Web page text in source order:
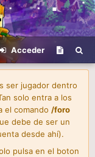
Acceder
ser jugador dentro
solo entra a los
el comando /foro
debe de ser un
desde ahí).
pulsa en el boton